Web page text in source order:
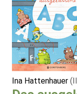
Ina Hattenhauer